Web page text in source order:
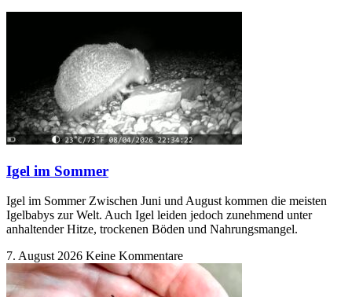
Igel im Sommer
Igel im Sommer Zwischen Juni und August kommen die meisten
Igelbabys zur Welt. Auch Igel leiden jedoch zunehmend unter
anhaltender Hitze, trockenen Böden und Nahrungsmangel.
7. August 2026 Keine Kommentare